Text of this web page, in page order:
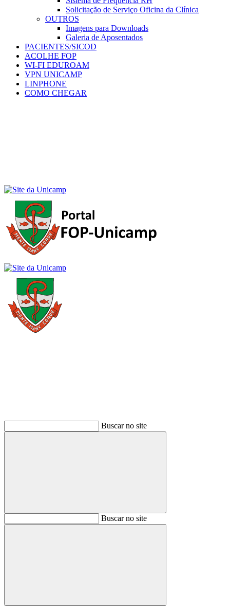
Solicitação de Serviço Oficina da Clínica
OUTROS
Imagens para Downloads
Galeria de Aposentados
PACIENTES/SICOD
ACOLHE FOP
WI-FI EDUROAM
VPN UNICAMP
LINPHONE
COMO CHEGAR
Buscar no site
BuscarBuscar no site
Buscar